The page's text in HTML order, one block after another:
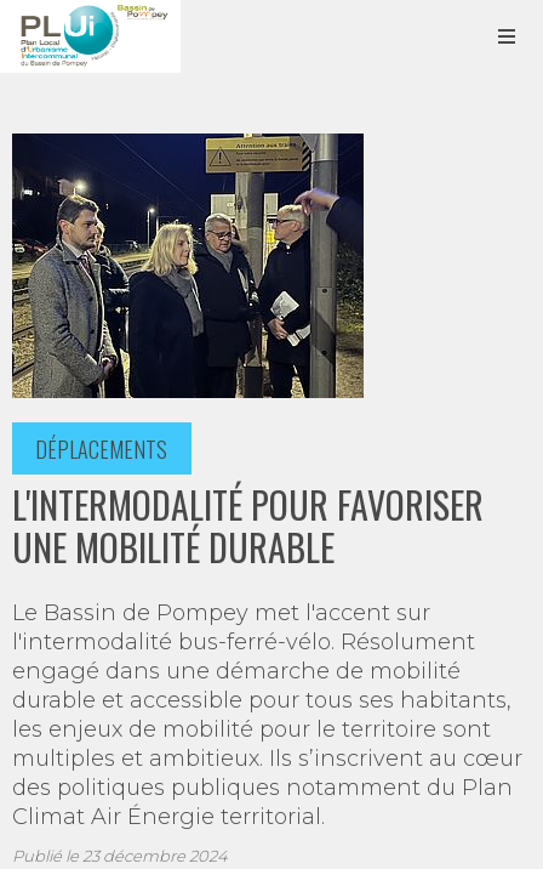
DÉPLACEMENTS
L'INTERMODALITÉ POUR FAVORISER
UNE MOBILITÉ DURABLE
Le Bassin de Pompey met l'accent sur
l'intermodalité bus-ferré-vélo. Résolument
engagé dans une démarche de mobilité
durable et accessible pour tous ses habitants,
les enjeux de mobilité pour le territoire sont
multiples et ambitieux. Ils s’inscrivent au cœur
des politiques publiques notamment du Plan
Climat Air Énergie territorial.
Publié le 23 décembre 2024